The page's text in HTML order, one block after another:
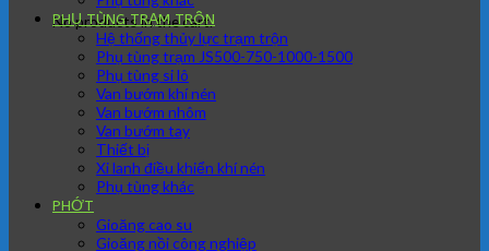
No products in the cart.
PHỤ TÙNG TRẠM TRÔN
Hệ thống thủy lực trạm trộn
Phụ tùng trạm JS500-750-1000-1500
Phụ tùng si lô
Van bướm khí nén
Van bướm nhôm
Van bướm tay
Thiết bị
Xi lanh điều khiển khí nén
Phụ tùng khác
PHỚT
Gioăng cao su
Gioăng nồi công nghiệp